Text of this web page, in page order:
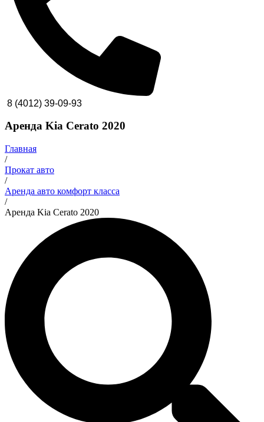
8 (4012) 39-09-93
Аренда Kia Cerato 2020
Главная
/
Прокат авто
/
Аренда авто комфорт класса
/
Аренда Kia Cerato 2020